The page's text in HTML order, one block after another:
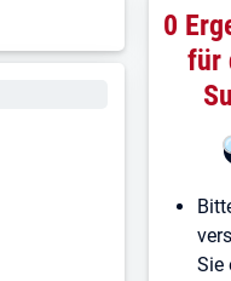
0
für
Sie